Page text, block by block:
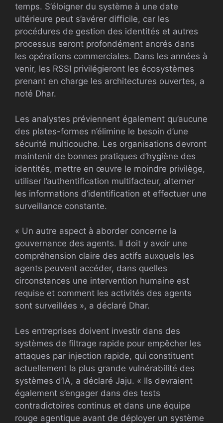
temps. S’éloigner du système à une date
ultérieure peut s’avérer difficile, car les
procédures de gestion des identités et autres
processus seront profondément ancrés dans
les opérations commerciales. Dans les années à
venir, les RSSI privilégieront les écosystèmes
prenant en charge les architectures ouvertes, a
noté Dhar.
Les analystes préviennent également qu’aucune
des plates-formes n’élimine le besoin d’une
sécurité multicouche. Les organisations devront
maintenir de bonnes pratiques d’hygiène des
identités, mettre en œuvre le moindre privilège,
utiliser l’authentification multifacteur, alterner
les informations d’identification et effectuer une
surveillance constante.
« Un autre aspect à aborder concerne la
gouvernance des agents. Il doit y avoir une
compréhension claire des actifs auxquels les
agents peuvent accéder, dans quelles
circonstances une intervention humaine est
requise et comment les activités des agents
sont surveillées », a déclaré Dhar.
Les entreprises doivent investir dans des
systèmes de filtrage rapide pour empêcher les
attaques par injection rapide, qui constituent
actuellement la plus grande vulnérabilité des
systèmes d’IA, a déclaré Jaju. « Ils devraient
également s’engager dans des tests
contradictoires continus et dans une équipe
rouge agentique avant de déployer un système